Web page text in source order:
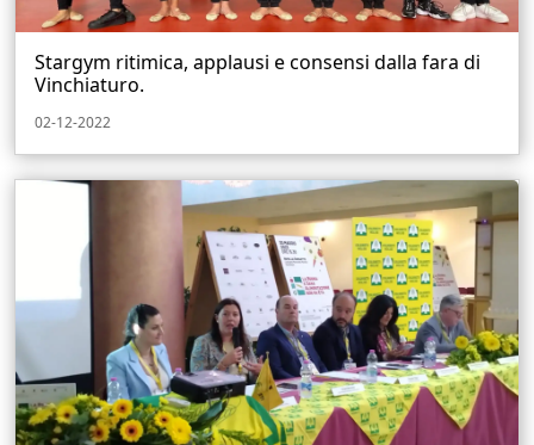
Stargym ritimica, applausi e consensi dalla fara di
Vinchiaturo.
02-12-2022